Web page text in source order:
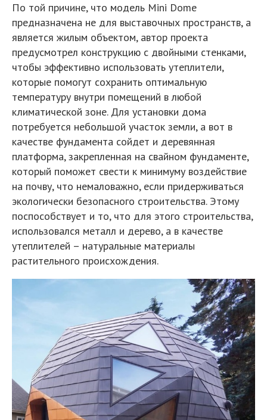
По той причине, что модель Mini Dome
предназначена не для выставочных пространств, а
является жилым объектом, автор проекта
предусмотрел конструкцию с двойными стенками,
чтобы эффективно использовать утеплители,
которые помогут сохранить оптимальную
температуру внутри помещений в любой
климатической зоне. Для установки дома
потребуется небольшой участок земли, а вот в
качестве фундамента сойдет и деревянная
платформа, закрепленная на свайном фундаменте,
который поможет свести к минимуму воздействие
на почву, что немаловажно, если придерживаться
экологически безопасного строительства. Этому
поспособствует и то, что для этого строительства,
использовался металл и дерево, а в качестве
утеплителей – натуральные материалы
растительного происхождения.